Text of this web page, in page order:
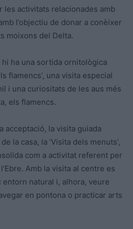
les activitats relacionades amb
l’objectiu de donar a conèixer
moixons del Delta.
ha una sortida ornitològica
flamencs’, una visita especial
i una curiositats de les aus més
els flamencs.
acceptació, la visita guiada
la casa, la ‘Visita dels menuts’,
com a activitat referent per
Amb la visita al centre es
entorn natural i, alhora, veure
en pontona o practicar arts